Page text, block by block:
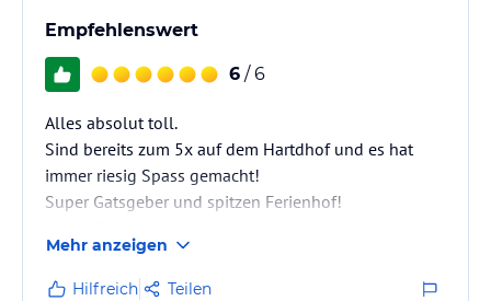
Empfehlenswert
6 / 6
Alles absolut toll.
Sind bereits zum 5x auf dem Hartdhof und es hat
immer riesig Spass gemacht!
Super Gatsgeber und spitzen Ferienhof!
Mehr anzeigen
Hilfreich Teilen